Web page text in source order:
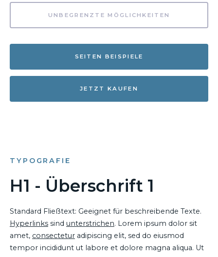
UNBEGRENZTE MÖGLICHKEITEN
SEITEN BEISPIELE
JETZT KAUFEN
TYPOGRAFIE
H1 - Überschrift 1
Standard Fließtext: Geeignet für beschreibende Texte.
Hyperlinks sind unterstrichen. Lorem ipsum dolor sit
amet, consectetur adipiscing elit, sed do eiusmod
tempor incididunt ut labore et dolore magna aliqua. Ut